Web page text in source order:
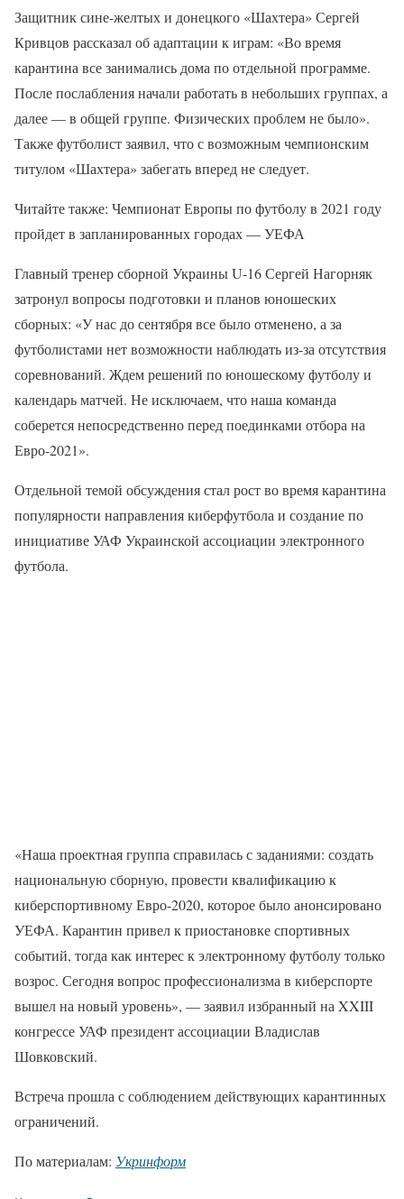
Защитник сине-желтых и донецкого «Шахтера» Сергей
Кривцов рассказал об адаптации к играм: «Во время
карантина все занимались дома по отдельной программе.
После послабления начали работать в небольших группах, а
далее — в общей группе. Физических проблем не было».
Также футболист заявил, что с возможным чемпионским
титулом «Шахтера» забегать вперед не следует.
Читайте также: Чемпионат Европы по футболу в 2021 году
пройдет в запланированных городах — УЕФА
Главный тренер сборной Украины U-16 Сергей Нагорняк
затронул вопросы подготовки и планов юношеских
сборных: «У нас до сентября все было отменено, а за
футболистами нет возможности наблюдать из-за отсутствия
соревнований. Ждем решений по юношескому футболу и
календарь матчей. Не исключаем, что наша команда
соберется непосредственно перед поединками отбора на
Евро-2021».
Отдельной темой обсуждения стал рост во время карантина
популярности направления киберфутбола и создание по
инициативе УАФ Украинской ассоциации электронного
футбола.
«Наша проектная группа справилась с заданиями: создать
национальную сборную, провести квалификацию к
киберспортивному Евро-2020, которое было анонсировано
УЕФА. Карантин привел к приостановке спортивных
событий, тогда как интерес к электронному футболу только
возрос. Сегодня вопрос профессионализма в киберспорте
вышел на новый уровень», — заявил избранный на XXIII
конгрессе УАФ президент ассоциации Владислав
Шовковский.
Встреча прошла с соблюдением действующих карантинных
ограничений.
По материалам: Укринформ